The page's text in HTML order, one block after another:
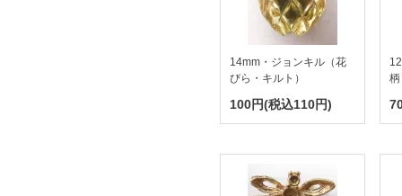
14mm・ジョンキル（花
びら・キルト）
100円(税込110円)